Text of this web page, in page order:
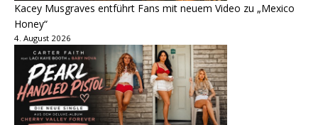
Kacey Musgraves entführt Fans mit neuem Video zu „Mexico
Honey“
4. August 2026